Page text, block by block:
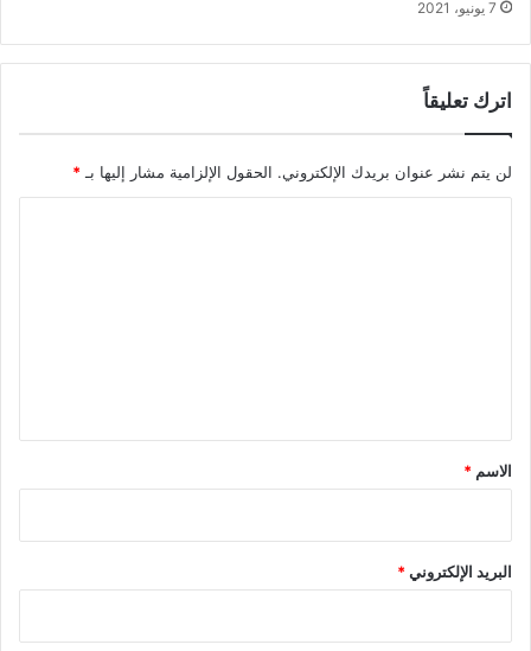
7 يونيو، 2021
اترك تعليقاً
لن يتم نشر عنوان بريدك الإلكتروني. الحقول الإلزامية مشار إليها بـ *
*
الاسم *
البريد الإلكتروني*